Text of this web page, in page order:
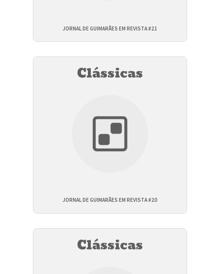
JORNAL DE GUIMARÃES EM REVISTA #21
JORNAL DE GUIMARÃES EM REVISTA #20